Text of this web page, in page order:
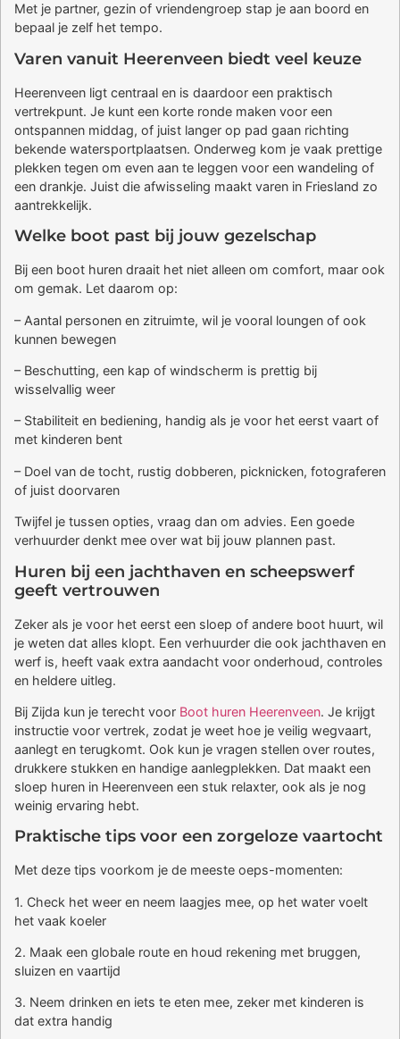
Met je partner, gezin of vriendengroep stap je aan boord en
bepaal je zelf het tempo.
Varen vanuit Heerenveen biedt veel keuze
Heerenveen ligt centraal en is daardoor een praktisch
vertrekpunt. Je kunt een korte ronde maken voor een
ontspannen middag, of juist langer op pad gaan richting
bekende watersportplaatsen. Onderweg kom je vaak prettige
plekken tegen om even aan te leggen voor een wandeling of
een drankje. Juist die afwisseling maakt varen in Friesland zo
aantrekkelijk.
Welke boot past bij jouw gezelschap
Bij een boot huren draait het niet alleen om comfort, maar ook
om gemak. Let daarom op:
– Aantal personen en zitruimte, wil je vooral loungen of ook
kunnen bewegen
– Beschutting, een kap of windscherm is prettig bij
wisselvallig weer
– Stabiliteit en bediening, handig als je voor het eerst vaart of
met kinderen bent
– Doel van de tocht, rustig dobberen, picknicken, fotograferen
of juist doorvaren
Twijfel je tussen opties, vraag dan om advies. Een goede
verhuurder denkt mee over wat bij jouw plannen past.
Huren bij een jachthaven en scheepswerf
geeft vertrouwen
Zeker als je voor het eerst een sloep of andere boot huurt, wil
je weten dat alles klopt. Een verhuurder die ook jachthaven en
werf is, heeft vaak extra aandacht voor onderhoud, controles
en heldere uitleg.
Bij Zijda kun je terecht voor Boot huren Heerenveen. Je krijgt
instructie voor vertrek, zodat je weet hoe je veilig wegvaart,
aanlegt en terugkomt. Ook kun je vragen stellen over routes,
drukkere stukken en handige aanlegplekken. Dat maakt een
sloep huren in Heerenveen een stuk relaxter, ook als je nog
weinig ervaring hebt.
Praktische tips voor een zorgeloze vaartocht
Met deze tips voorkom je de meeste oeps-momenten:
1. Check het weer en neem laagjes mee, op het water voelt
het vaak koeler
2. Maak een globale route en houd rekening met bruggen,
sluizen en vaartijd
3. Neem drinken en iets te eten mee, zeker met kinderen is
dat extra handig